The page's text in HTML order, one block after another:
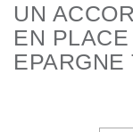
UN
EN
EPARGNE